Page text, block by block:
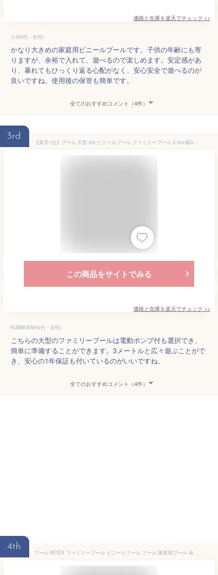
価格と在庫を楽天でチェック >>
心(50代・女性)
かなり大きめの家庭用ビニールプールです。子供の年齢にも寄
りますが、余裕で入れて、遊べるので楽しめます。安定感があ
り、暴れてもひっくり返る心配がなく、安心安全で遊べるのが
良いですね。使用後の保管も簡単です。
全てのおすすめコメント（4件）
3rd
【楽天1位】プール 大型 3m ビニールプール ファミリープール 3.0m 幅300cm×奥行×180cm 高さ45cm 長方形 四角 子供用 水遊び キッズプール レジャープール エアープール 家庭用プール 子ども用プール 除菌剤 消毒 電動ポンプ 空気入れ 1年保証 ■[送料無料]
この商品をサイトでみる
価格と在庫を楽天でチェック >>
KUMIKAN(40代・女性)
こちらの大型のファミリープールは電動ポンプ付も選択でき、
簡単に準備することができます。3メートルと広々遊ぶことがで
き、安心の1年保証も付いているのがいいですね。
全てのおすすめコメント（4件）
4th
プール INTEX ファミリープール ビニールプール プール 家庭用プール 長方形 大型 3M おしゃれ かわいい